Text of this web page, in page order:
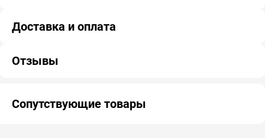
Доставка и оплата
Отзывы
Сопутствующие товары